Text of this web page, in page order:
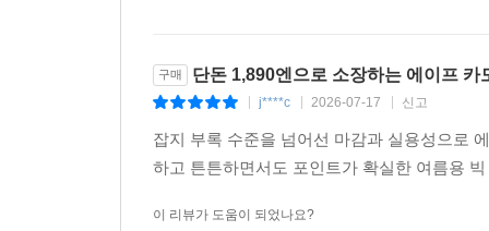
구매 단돈 1,890엔으로 소장하는 에이프 카
j****c 2026-07-17 신고
잡지 부록 수준을 넘어선 마감과 실용성으로
하고 튼튼하면서도 포인트가 확실한 여름용
이 리뷰가 도움이 되었나요?